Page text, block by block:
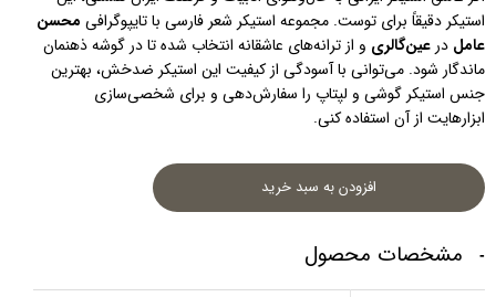
استیکر دقیقاً برای توست. مجموعه استیکر شعر فارسی با تایپوگرافی
عامل در عین‌گالری
ابزارهایت از آن استفاده کنی.
افزودن به سبد خرید
مشخصات محصول